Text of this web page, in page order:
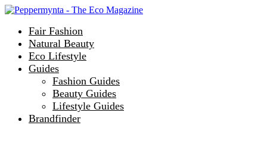
Fair Fashion
Natural Beauty
Eco Lifestyle
Guides
Fashion Guides
Beauty Guides
Lifestyle Guides
Brandfinder